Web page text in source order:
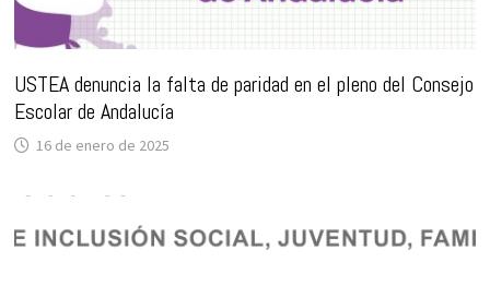
USTEA denuncia la falta de paridad en el pleno del Consejo
Escolar de Andalucía
16 de enero de 2025